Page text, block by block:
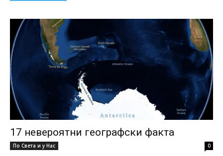
17 невероятни географски факта
По Света и у Нас 0